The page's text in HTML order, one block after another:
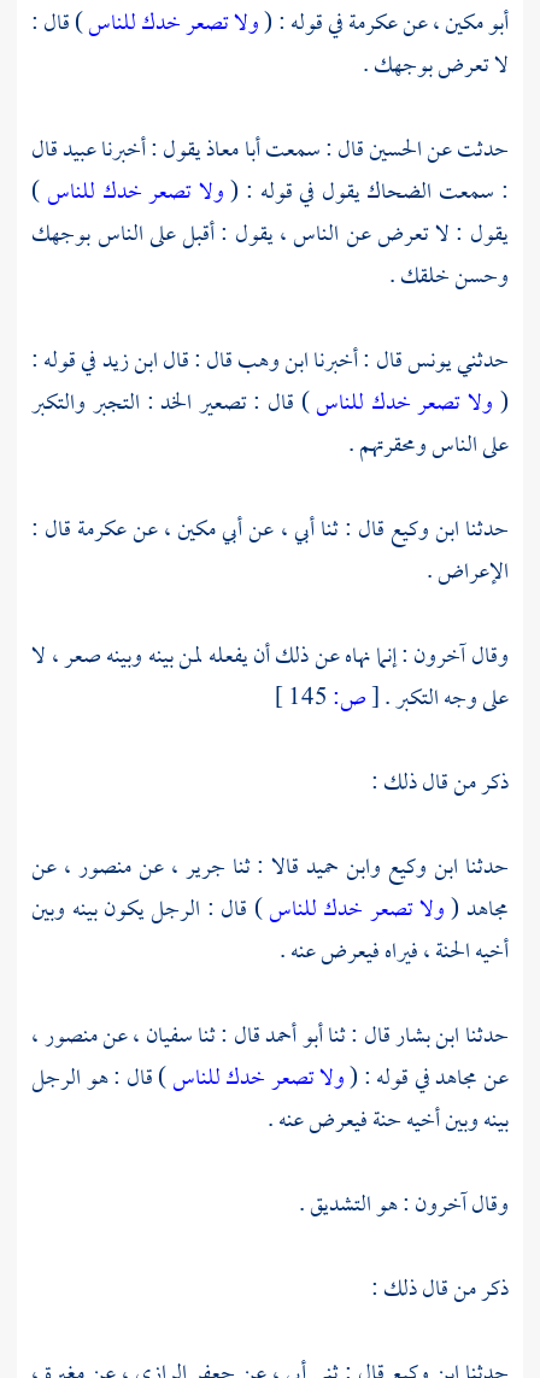
أبو مكين ،عنعكرمةفي قوله : (ولا تصعر خدك للناس) قال :
لا تعرض بوجهك .
حدثت عنالحسينقال : سمعتأبا معاذيقول : أخبرناعبيدقال
: سمعت الضحاكيقول في قوله : (ولا تصعر خدك للناس)
يقول : لا تعرض عن الناس ، يقول : أقبل على الناس بوجهك
وحسن خلقك .
حدثنييونسقال : أخبرناابن وهبقال : قالابن زيدفي قوله :
(ولا تصعر خدك للناس) قال : تصعير الخد : التجبر والتكبر
على الناس ومحقرتهم .
حدثناابن وكيعقال : ثنا أبي ، عنأبي مكين ،عنعكرمةقال :
الإعراض .
وقال آخرون : إنما نهاه عن ذلك أن يفعله لمن بينه وبينه صعر ، لا
على وجه التكبر .[ص:
ذكر من قال ذلك :
حدثنا ابن وكيع وابن حميدقالا : ثنا جرير ،عنمنصور ،عن
مجاهد(ولا تصعر خدك للناس) قال : الرجل يكون بينه وبين
أخيه الحنة ، فيراه فيعرض عنه .
حدثناابن بشارقال : ثناأبو أحمدقال : ثناسفيان ،عنمنصور ،
عنمجاهدفي قوله : (ولا تصعر خدك للناس) قال : هو الرجل
بينه وبين أخيه حنة فيعرض عنه .
وقال آخرون : هو التشديق .
ذكر من قال ذلك :